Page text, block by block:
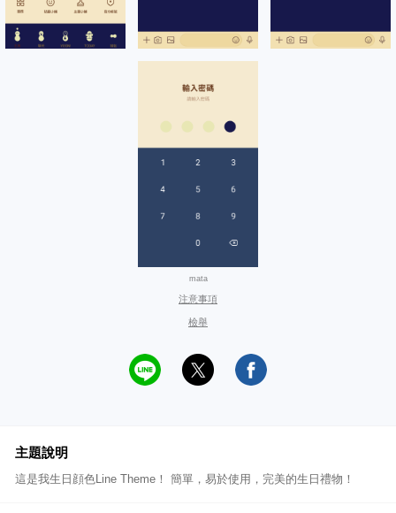
mata
注意事項
檢舉
主題說明
這是我生日顔色Line Theme！ 簡單，易於使用，完美的生日禮物！